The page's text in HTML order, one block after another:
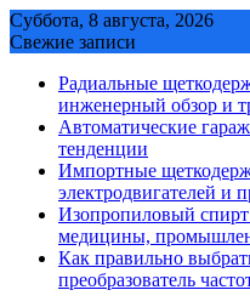
Skip
to
Суббота, 8 августа, 2026
Свежие записи
Радиальные
инженерный обзор и
Автоматические
тенденции
Импортные
электродвигателей и
Изопропиловый
медицины,
Как правильно
преобразователь